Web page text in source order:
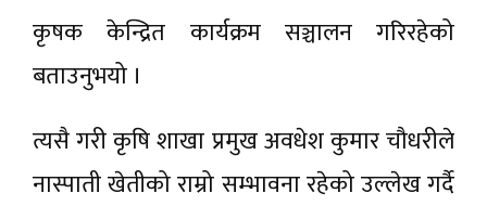
कृषक केन्द्रित कार्यक्रम सञ्चालन गरिरहेको
बताउनुभयो ।
त्यसै गरी कृषि शाखा प्रमुख अवधेश कुमार चौधरीले
नास्पाती खेतीको राम्रो सम्भावना रहेको उल्लेख गर्दै